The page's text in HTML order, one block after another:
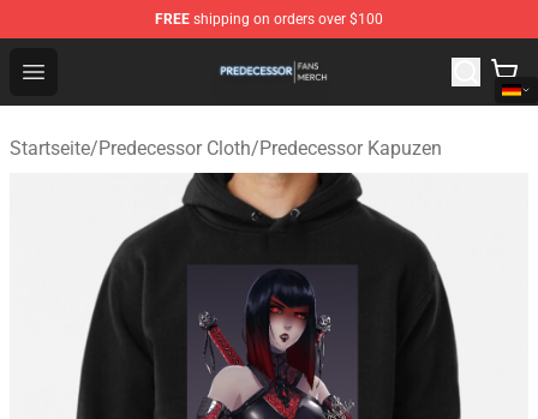
FREE shipping on orders over $100
Open menu
Predecessor Shop - Official Predecessor Merchandise
Startseite/Predecessor Cloth/Predecessor Kapuzen